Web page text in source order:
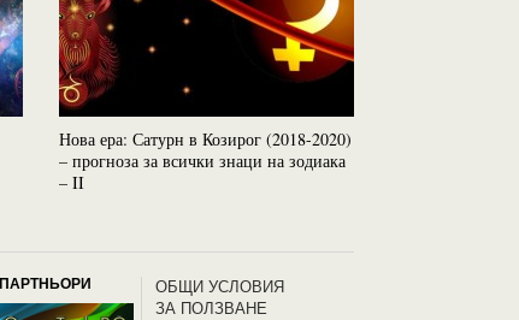
Нова ера: Сатурн в Козирог (2018-2020)
– прогноза за всички знаци на зодиака
– II
ПАРТНЬОРИ
OБЩИ УСЛОВИЯ
ЗА ПОЛЗВАНЕ